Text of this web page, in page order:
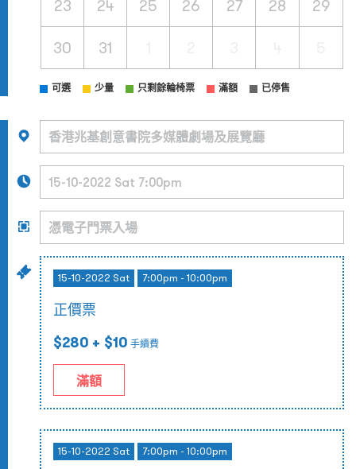
23 24 25 26 27 28 29
30 31
可選 少量 只剩餘輪椅票 滿額 已停售
15-10-2022 Sat 7:00pm - 10:00pm
正價票
$280 + $10 手續費
滿額
15-10-2022 Sat 7:00pm - 10:00pm